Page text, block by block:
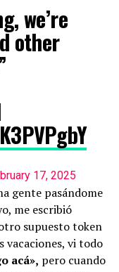
we’re
other
17, 2025
gente pasándome
me escribió
supuesto token
vacaciones, vi todo
acá», pero cuando